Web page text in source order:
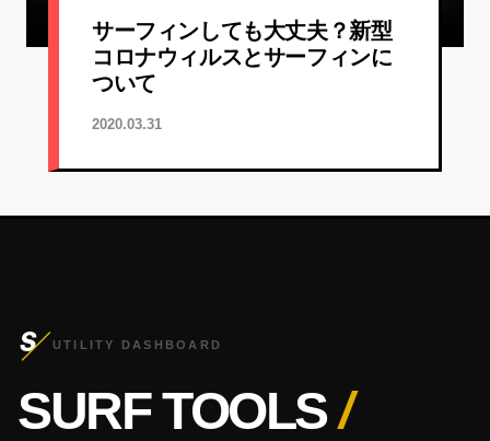
サーフィンしても大丈夫？新型
コロナウィルスとサーフィンに
ついて
2020.03.31
S UTILITY DASHBOARD
SURF TOOLS/